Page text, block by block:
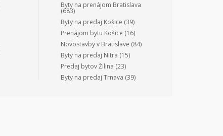
Byty na prenájom Bratislava
(683)
Byty na predaj Košice (39)
Prenájom bytu Košice (16)
Novostavby v Bratislave (84)
Byty na predaj Nitra (15)
Predaj bytov Žilina (23)
Byty na predaj Trnava (39)